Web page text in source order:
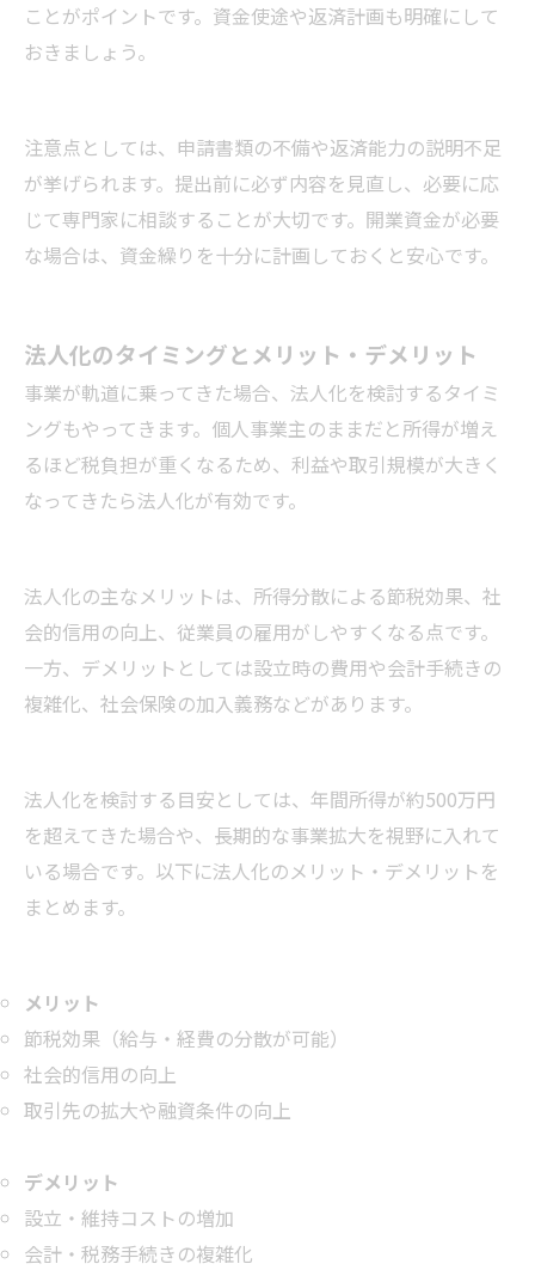
ことがポイントです。資金使途や返済計画も明確にして
おきましょう。
注意点としては、申請書類の不備や返済能力の説明不足
が挙げられます。提出前に必ず内容を見直し、必要に応
じて専門家に相談することが大切です。開業資金が必要
な場合は、資金繰りを十分に計画しておくと安心です。
法人化のタイミングとメリット・デメリット
事業が軌道に乗ってきた場合、法人化を検討するタイミ
ングもやってきます。個人事業主のままだと所得が増え
るほど税負担が重くなるため、利益や取引規模が大きく
なってきたら法人化が有効です。
法人化の主なメリットは、所得分散による節税効果、社
会的信用の向上、従業員の雇用がしやすくなる点です。
一方、デメリットとしては設立時の費用や会計手続きの
複雑化、社会保険の加入義務などがあります。
法人化を検討する目安としては、年間所得が約500万円
を超えてきた場合や、長期的な事業拡大を視野に入れて
いる場合です。以下に法人化のメリット・デメリットを
まとめます。
メリット
節税効果（給与・経費の分散が可能）
社会的信用の向上
取引先の拡大や融資条件の向上
デメリット
設立・維持コストの増加
会計・税務手続きの複雑化